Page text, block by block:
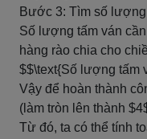
Bước 3: Tìm số
Số lượng tấm ván
hàng rào chia cho
$$\text{Số lượng tấm
Vậy để hoàn thành
(làm tròn lên thành
Từ đó, ta có thể tính